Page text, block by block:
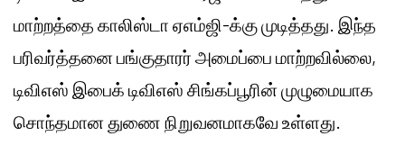
மாற்றத்தை காலிஸ்டா ஏஎம்ஜி-க்கு முடித்தது. இந்த
பரிவர்த்தனை பங்குதாரர் அமைப்பை மாற்றவில்லை,
டிவிஎஸ் இபைக் டிவிஎஸ் சிங்கப்பூரின் முழுமையாக
சொந்தமான துணை நிறுவனமாகவே உள்ளது.